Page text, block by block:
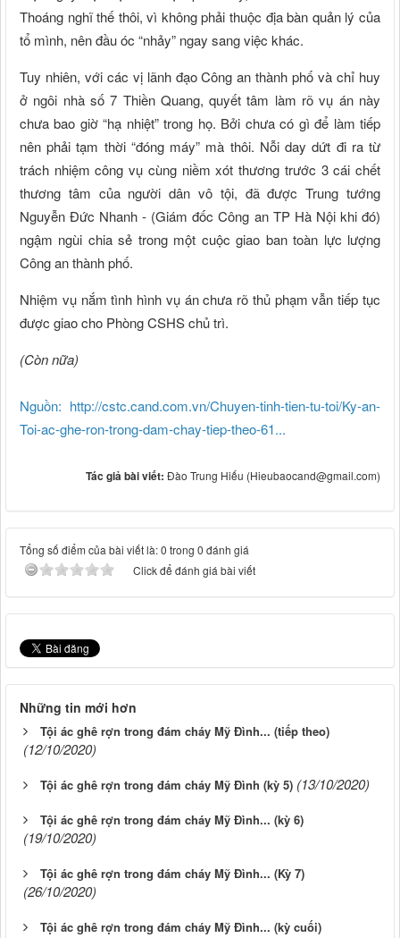
Thoáng nghĩ thế thôi, vì không phải thuộc địa bàn quản lý của
tổ mình, nên đầu óc “nhảy” ngay sang việc khác.
Tuy nhiên, với các vị lãnh đạo Công an thành phố và chỉ huy
ở ngôi nhà số 7 Thiền Quang, quyết tâm làm rõ vụ án này
chưa bao giờ “hạ nhiệt” trong họ. Bởi chưa có gì để làm tiếp
nên phải tạm thời “đóng máy” mà thôi. Nỗi day dứt đi ra từ
trách nhiệm công vụ cùng niềm xót thương trước 3 cái chết
thương tâm của người dân vô tội, đã được Trung tướng
Nguyễn Đức Nhanh - (Giám đốc Công an TP Hà Nội khi đó)
ngậm ngùi chia sẻ trong một cuộc giao ban toàn lực lượng
Công an thành phố.
Nhiệm vụ nắm tình hình vụ án chưa rõ thủ phạm vẫn tiếp tục
được giao cho Phòng CSHS chủ trì.
(Còn nữa)
Nguồn: http://cstc.cand.com.vn/Chuyen-tinh-tien-tu-toi/Ky-an-
Toi-ac-ghe-ron-trong-dam-chay-tiep-theo-61...
Tác giả bài viết: Đào Trung Hiếu (Hieubaocand@gmail.com)
Tổng số điểm của bài viết là: 0 trong 0 đánh giá
Click để đánh giá bài viết
Những tin mới hơn
Tội ác ghê rợn trong đám cháy Mỹ Đình... (tiếp theo)
(12/10/2020)
Tội ác ghê rợn trong đám cháy Mỹ Đình (kỳ 5) (13/10/2020)
Tội ác ghê rợn trong đám cháy Mỹ Đình... (kỳ 6)
(19/10/2020)
Tội ác ghê rợn trong đám cháy Mỹ Đình... (Kỳ 7)
(26/10/2020)
Tội ác ghê rợn trong đám cháy Mỹ Đình... (kỳ cuối)